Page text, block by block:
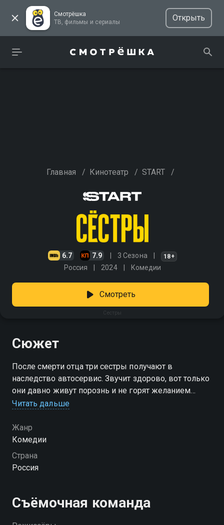
Смотрёшка
ТВ, фильмы и сериалы
Открыть
Главная / Кинотеатр / START /
6.7 7.9 3 Сезона 18+
Россия 2024 Комедии
Сестры
Смотреть
Сюжет
После смерти отца три сестры получают в
наследство автосервис. Звучит здорово, вот только
они давно живут порознь и не горят желанием
снова стать семьёй. Ирина строит успешную
витает в облаках, а Маша мечтает о больших
деньгах и работает в салоне красоты. Но теперь им
предстоит вместе руководить бизнесом, где
подчинённые — сорок брутальных мужчин. Смогут
смотрите онлайн в хорошем качестве.
Читать дальше
Жанр
Комедии
Страна
Россия
Съёмочная команда